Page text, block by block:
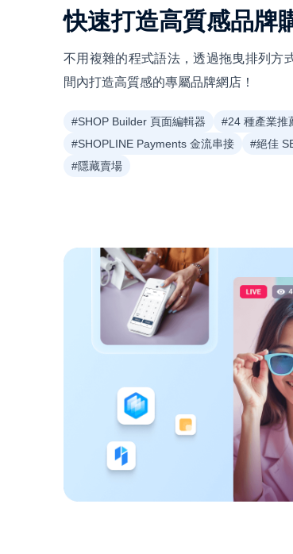
快速打造高質感品牌
不用複雜的程式語法，透過拖曳排列方
間內打造高質感的專屬品牌網店！
#SHOP Builder 頁面編輯器
#24 種產業推
#SHOPLINE Payments 金流串接
#絕佳
#隱藏賣場